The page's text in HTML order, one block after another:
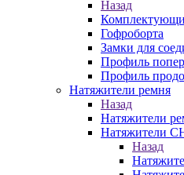
Назад
Гофроборта
Замки для
Профиль
Профиль
Натяжители ремня
Назад
Натяжители
Натяжители
Назад